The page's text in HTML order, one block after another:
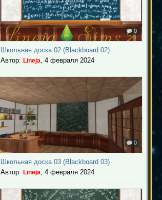
0
Школьная доска 02 (Blackboard 02)
Автор: Lineja 4 февраля 2024
0
Школьная доска 03 (Blackboard 03)
Автор: Lineja 4 февраля 2024